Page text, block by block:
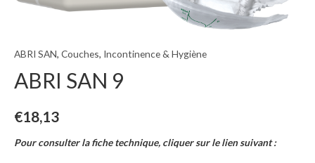
ABRI SAN, Couches, Incontinence & Hygiène
ABRI SAN 9
€18,13
Pour consulter la fiche technique, cliquer sur le lien suivant :